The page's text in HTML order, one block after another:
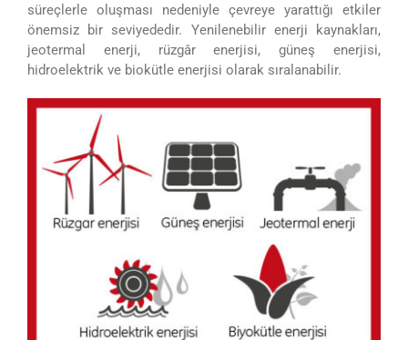
süreçlerle oluşması nedeniyle çevreye yarattığı etkiler
önemsiz bir seviyededir. Yenilenebilir enerji kaynakları,
jeotermal enerji, rüzgâr enerjisi, güneş enerjisi,
hidroelektrik ve biokütle enerjisi olarak sıralanabilir.